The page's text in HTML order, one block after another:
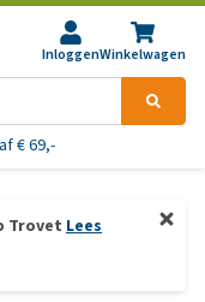
InloggenWinkelwagen
€ 69,-
Trovet Lees